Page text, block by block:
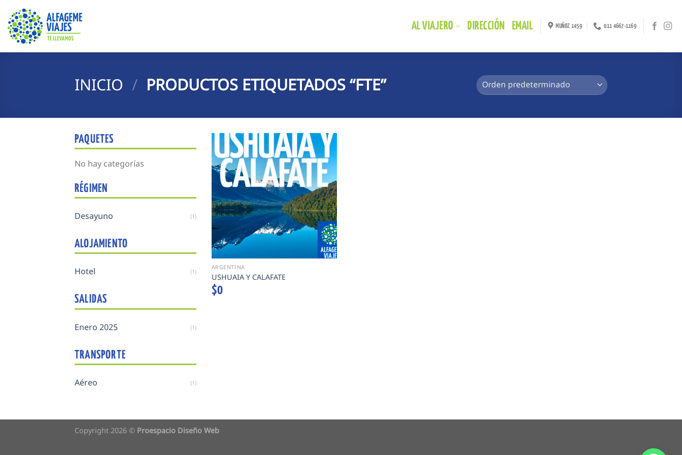
contenido
AL VIAJERO DIRECCIÓN EMAIL MUÑOZ 1459 011 4667-1169
INICIO / PRODUCTOS ETIQUETADOS “FTE”
PAQUETES
No hay categorías
RÉGIMEN
Desayuno (1)
ALOJAMIENTO
Hotel (1)
SALIDAS
Enero 2025 (1)
TRANSPORTE
Aéreo (1)
ARGENTINA
USHUAIA Y CALAFATE
$0
Copyright 2026 © Proespacio Diseño Web